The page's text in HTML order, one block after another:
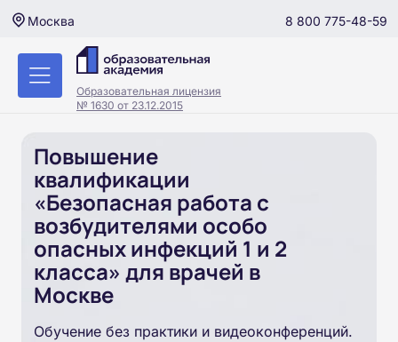
Москва 8 800 775-48-59
Образовательная лицензия
№ 1630 от 23.12.2015
Повышение
квалификации
«Безопасная работа с
возбудителями особо
опасных инфекций 1 и 2
класса» для врачей в
Москве
Обучение без практики и видеоконференций.